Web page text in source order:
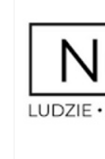
obróbki.